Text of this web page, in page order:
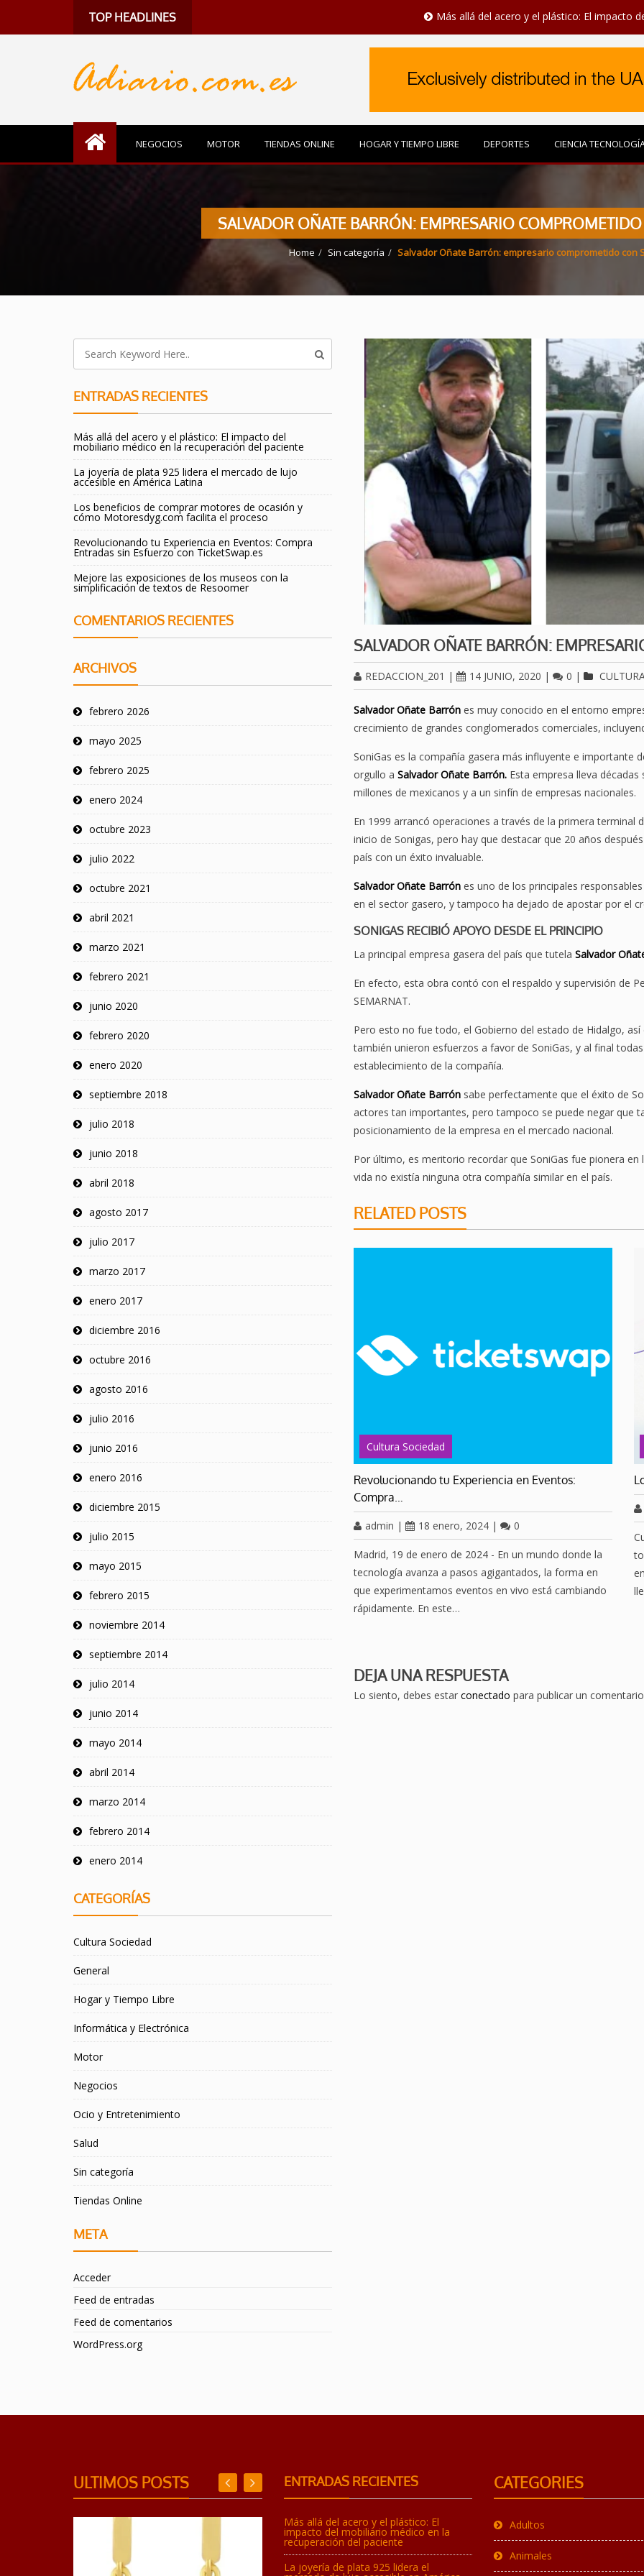
TOP HEADLINES Más allá del acero y el plástico: El impacto del
NEGOCIOS MOTOR TIENDAS ONLINE HOGAR Y TIEMPO LIBRE DEPORTES CIENCIA
SALVADOR OÑATE BARRÓN: EMPRESARIO
Home Sin categoría Salvador Oñate Barrón: empresario comprometido con
SALVADOR OÑATE BARRÓN:
REDACCION_201 | 14 JUNIO, 2020 | 0 |
Salvador Oñate Barrón es muy conocido en el entorno
crecimiento de grandes conglomerados comerciales,
SoniGas es la compañía gasera más influyente e importante
orgullo a Salvador Oñate Barrón. Esta empresa lleva
millones de mexicanos y a un sinfín de empresas nacionales.
En 1999 arrancó operaciones a través de la primera terminal
inicio de Sonigas, pero hay que destacar que 20 años
país con un éxito invaluable.
Salvador Oñate Barrón es uno de los principales
en el sector gasero, y tampoco ha dejado de apostar por el
SONIGAS RECIBIÓ APOYO DESDE EL PRINCIPIO
La principal empresa gasera del país que tutela Salvador
En efecto, esta obra contó con el respaldo y supervisión de
SEMARNAT.
Pero esto no fue todo, el Gobierno del estado de Hidalgo,
también unieron esfuerzos a favor de SoniGas, y al final
establecimiento de la compañía.
Salvador Oñate Barrón sabe perfectamente que el éxito de
actores tan importantes, pero tampoco se puede negar que
posicionamiento de la empresa en el mercado nacional.
Por último, es meritorio recordar que SoniGas fue pionera
vida no existía ninguna otra compañía similar en el país.
RELATED POSTS
Cultura Sociedad
Revolucionando tu Experiencia en Eventos:
Compra…
admin | 18 enero, 2024 | 0
Madrid, 19 de enero de 2024 - En un mundo donde la
tecnología avanza a pasos agigantados, la forma en
que experimentamos eventos en vivo está cambiando
rápidamente. En este…
DEJA UNA RESPUESTA
Lo siento, debes estar conectado para publicar un
ENTRADAS RECIENTES
Más allá del acero y el plástico: El impacto del
mobiliario médico en la recuperación del paciente
La joyería de plata 925 lidera el mercado de lujo
accesible en América Latina
Los beneficios de comprar motores de ocasión y
cómo Motoresdyg.com facilita el proceso
Revolucionando tu Experiencia en Eventos: Compra
Entradas sin Esfuerzo con TicketSwap.es
Mejore las exposiciones de los museos con la
simplificación de textos de Resoomer
COMENTARIOS RECIENTES
ARCHIVOS
febrero 2026
mayo 2025
febrero 2025
enero 2024
octubre 2023
julio 2022
octubre 2021
abril 2021
marzo 2021
febrero 2021
junio 2020
febrero 2020
enero 2020
septiembre 2018
julio 2018
junio 2018
abril 2018
agosto 2017
julio 2017
marzo 2017
enero 2017
diciembre 2016
octubre 2016
agosto 2016
julio 2016
junio 2016
enero 2016
diciembre 2015
julio 2015
mayo 2015
febrero 2015
noviembre 2014
septiembre 2014
julio 2014
junio 2014
mayo 2014
abril 2014
marzo 2014
febrero 2014
enero 2014
CATEGORÍAS
Cultura Sociedad
General
Hogar y Tiempo Libre
Informática y Electrónica
Motor
Negocios
Ocio y Entretenimiento
Salud
Sin categoría
Tiendas Online
META
Acceder
Feed de entradas
Feed de comentarios
WordPress.org
ULTIMOS POSTS ENTRADAS RECIENTES
Más allá del acero y el plástico: El
impacto del mobiliario médico en la
recuperación del paciente
La joyería de plata 925 lidera el
CATEGORIES
Adultos
Animales